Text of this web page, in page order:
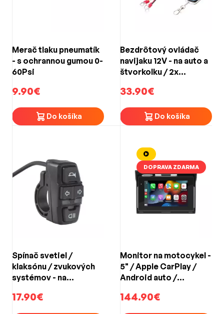
Merač tlaku pneumatík
- s ochrannou gumou 0-
60Psi
9.90€
Do košíka
Bezdrôtový ovládač
navijaku 12V - na auto a
štvorkolku / 2x
33.90€
Do košíka
Spínač svetiel /
klaksónu / zvukových
systémov - na
vodotesné spínače)
17.90€
DOPRAVA ZDARMA
Monitor na motocykel -
5" / Apple CarPlay /
Android auto /
USB / micro SD
144.90€